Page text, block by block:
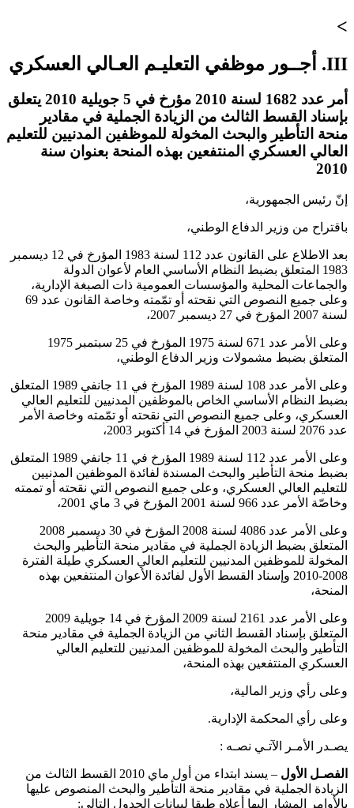
>
III. أجــور موظفي التعليـم العـالي العسكري
أمر عدد 1682 لسنة 2010 مؤرخ في 5 جويلية 2010 يتعلق
بإسناد القسط الثالث من الزيادة الجملية في مقادير
منحة التأطير والبحث المخولة للموظفين المدنيين للتعليم
العالي العسكري المنتفعين بهذه المنحة بعنوان سنة
2010
إنّ رئيس الجمهورية،
باقتراح من وزير الدفاع الوطني،
بعد الاطلاع على القانون عدد 112 لسنة 1983 المؤرخ في 12 ديسمبر
1983 المتعلق بضبط النظام الأساسي العام لأعوان الدولة
والجماعات المحلية والمؤسسات العمومية ذات الصبغة الإدارية،
وعلى جميع النصوص التي نقحته أو تمّمته وخاصة القانون عدد 69
لسنة 2007 المؤرخ في 27 ديسمبر 2007،
وعلى الأمر عدد 671 لسنة 1975 المؤرخ في 25 سبتمبر 1975
المتعلق بضبط مشمولات وزير الدفاع الوطني،
وعلى الأمر عدد 108 لسنة 1989 المؤرخ في 11 جانفي 1989 المتعلق
بضبط النظام الأساسي الخاص بالموظفين المدنيين للتعليم العالي
العسكري، وعلى جميع النصوص التي نقحته أو تمّمته وخاصة الأمر
عدد 2076 لسنة 2003 المؤرخ في 14 أكتوبر 2003،
وعلى الأمر عدد 112 لسنة 1989 المؤرخ في 11 جانفي 1989 المتعلق
بضبط منحة التأطير والبحث المسندة لفائدة الموظفين المدنيين
للتعليم العالي العسكري، وعلى جميع النصوص التي نقحته أو تممته
وخاصّة الأمر عدد 966 لسنة 2001 المؤرخ في 3 ماي 2001،
وعلى الأمر عدد 4086 لسنة 2008 المؤرخ في 30 ديسمبر 2008
المتعلق بضبط الزيادة الجملية في مقادير منحة التأطير والبحث
المخولة للموظفين المدنيين للتعليم العالي العسكري طيلة الفترة
2008-2010 وإسناد القسط الأول لفائدة الأعوان المنتفعين بهذه
المنحة،
وعلى الأمر عدد 2161 لسنة 2009 المؤرخ في 14 جويلية 2009
المتعلق بإسناد القسط الثاني من الزيادة الجملية في مقادير منحة
التأطير والبحث المخولة للموظفين المدنيين للتعليم العالي
العسكري المنتفعين بهذه المنحة،
وعلى رأي وزير المالية،
وعلى رأي المحكمة الإدارية.
يصـدر الأمـر الآتـي نصـه :
الفصـل الأول
– يسند ابتداء من أول ماي 2010 القسط الثالث من
الزيادة الجملية في مقادير منحة التأطير والبحث المنصوص عليها
بالأوامر المشار إليها أعلاه طبقا لبيانات الجدول التالي: